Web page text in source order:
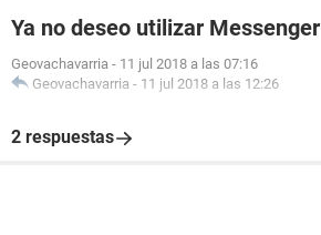
Ya no deseo utilizar Messenger
Geovachavarria - 11 jul 2018 a las 07:16
Geovachavarria - 11 jul 2018 a las 12:26
2 respuestas